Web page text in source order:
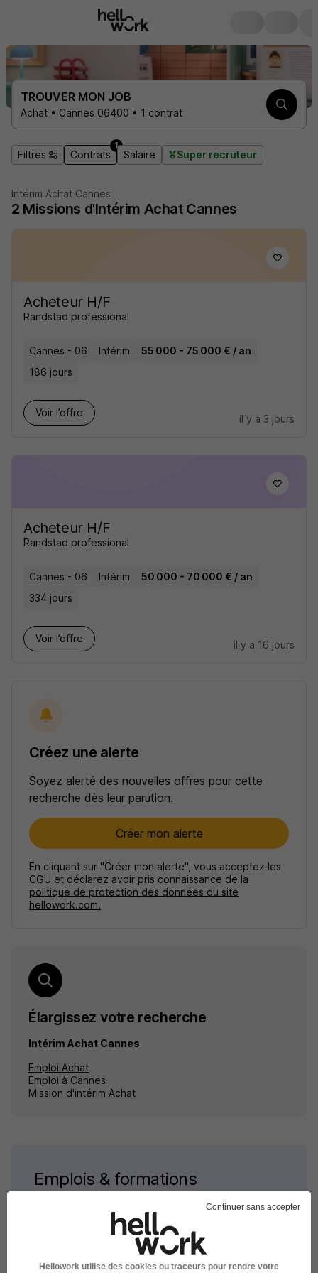
TROUVER MON JOB
Achat • Cannes 06400 • 1 contrat
Filtres Contrats
1
Salaire Super recruteur
Intérim Achat Cannes
2 Missions d'Intérim Achat Cannes
Acheteur H/F
Randstad professional
Cannes - 06 Intérim
55 000 - 75 000 € / an
186 jours
Voir l’offre
il y a 3 jours
Acheteur H/F
Randstad professional
Cannes - 06 Intérim
50 000 - 70 000 € / an
334 jours
Voir l’offre
il y a 16 jours
Créez une alerte
Soyez alerté des nouvelles offres pour cette
recherche dès leur parution.
Créer mon alerte
En cliquant sur "Créer mon alerte", vous acceptez les
CGU et déclarez avoir pris connaissance de la
politique de protection des données du site
hellowork.com.
Élargissez votre recherche
Intérim Achat Cannes
Emploi Achat
Emploi à Cannes
Mission d'intérim Achat
Emplois & formations
Continuer sans accepter
Hellowork utilise des cookies ou traceurs pour rendre votre